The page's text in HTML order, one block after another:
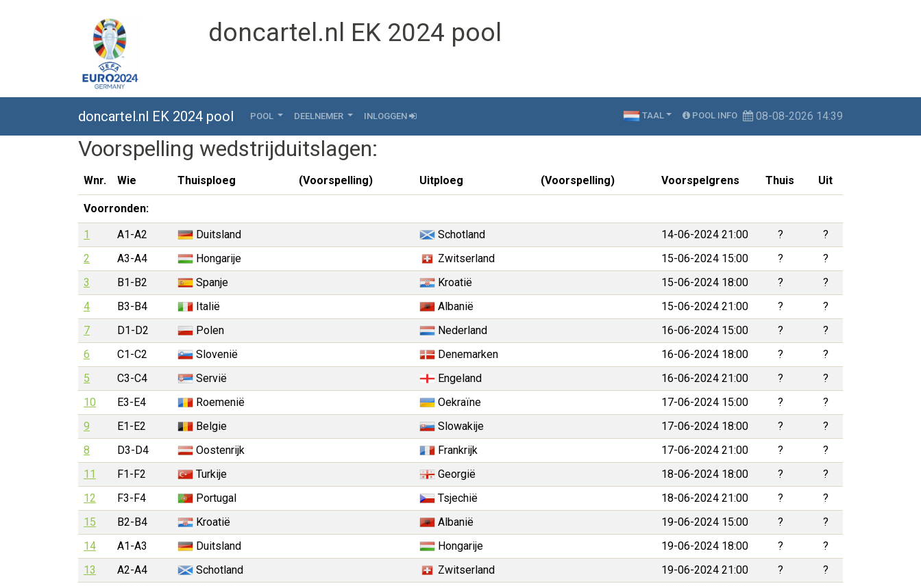
doncartel.nl EK 2024 pool
doncartel.nl EK 2024 pool POOL DEELNEMER INLOGGEN TAAL POOL INFO 08-08-2026 14:39
Voorspelling wedstrijduitslagen:
Wnr. Wie Thuisploeg (Voorspelling) Uitploeg (Voorspelling) Voorspelgrens Thuis Uit
Voorronden:
1
A1-A2 Duitsland Schotland 14-06-2024 21:00 ?
?
2
A3-A4 Hongarije Zwitserland 15-06-2024 15:00 ?
?
3
B1-B2 Spanje Kroatië 15-06-2024 18:00 ?
?
4
B3-B4 Italië Albanië 15-06-2024 21:00 ?
?
7
D1-D2 Polen Nederland 16-06-2024 15:00 ?
?
6
C1-C2 Slovenië Denemarken 16-06-2024 18:00 ?
?
5
C3-C4 Servië Engeland 16-06-2024 21:00 ?
?
10
E3-E4 Roemenië Oekraïne 17-06-2024 15:00 ?
?
9
E1-E2 Belgie Slowakije 17-06-2024 18:00 ?
?
8
D3-D4 Oostenrijk Frankrijk 17-06-2024 21:00 ?
?
11
F1-F2 Turkije Georgië 18-06-2024 18:00 ?
?
12
F3-F4 Portugal Tsjechië 18-06-2024 21:00 ?
?
15
B2-B4 Kroatië Albanië 19-06-2024 15:00 ?
?
14
A1-A3 Duitsland Hongarije 19-06-2024 18:00 ?
?
13
A2-A4 Schotland Zwitserland 19-06-2024 21:00 ?
?